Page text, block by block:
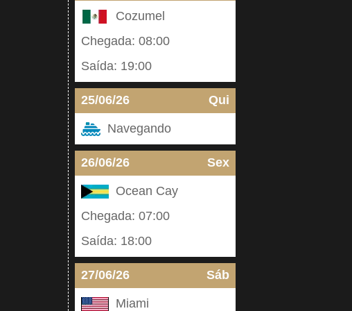
Cozumel
Chegada: 08:00
Saída: 19:00
25/06/26 Qui
Navegando
26/06/26 Sex
Ocean Cay
Chegada: 07:00
Saída: 18:00
27/06/26 Sáb
Miami